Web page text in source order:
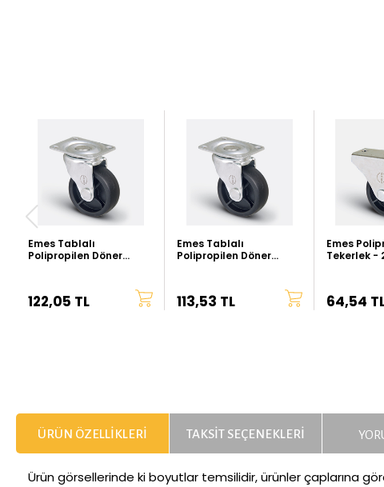
Emes Tablalı
Polipropilen Döner
122,05 TL
Emes Tablalı
Polipropilen Döner
113,53 TL
Emes
Tekerlek -
64,54
ÜRÜN ÖZELLIKLERI TAKSIT SEÇENEKLERI
Ürün görsellerinde ki boyutlar temsilidir, ürünler çaplarına